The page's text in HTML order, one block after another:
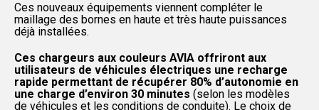
Ces nouveaux équipements viennent compléter le
maillage des bornes en haute et très haute puissances
déjà installées.
Ces chargeurs aux couleurs AVIA offriront aux
utilisateurs de véhicules électriques une recharge
rapide permettant de récupérer 80% d’autonomie en
une charge d’environ 30 minutes (selon les modèles
de véhicules et les conditions de conduite). Le choix de